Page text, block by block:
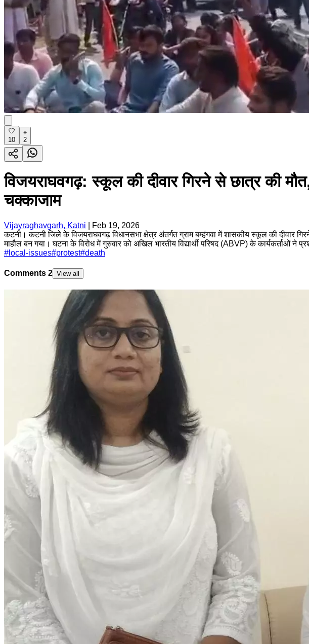
10 2
विजयराघवगढ़: स्कूल की दीवार गिरने से छात्र की
चक्काजाम
Vijayraghavgarh, Katni
Feb 19, 2026
कटनी। कटनी जिले के विजयराघवगढ़ विधानसभा क्षेत्र अंतर्गत ग्राम बम्हंगवा में शासकीय स्कूल की दीवार
माहौल बन गया। घटना के विरोध में गुरुवार को अखिल भारतीय विद्यार्थी परिषद (ABVP) के कार्यकर्ताओं ने
# local-issues#protest#death
Comments 2 View all